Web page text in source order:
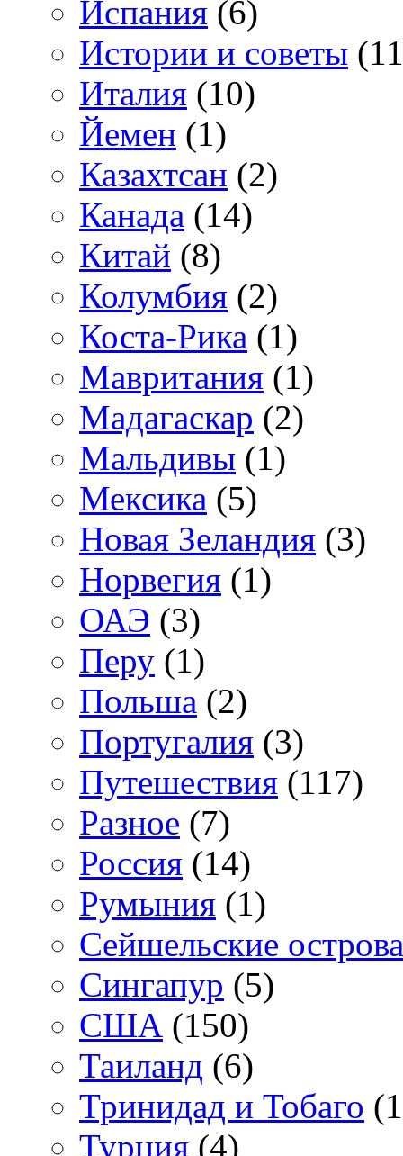
Испания (6)
Истории и советы
Италия (10)
Йемен (1)
Казахтсан (2)
Канада (14)
Китай (8)
Колумбия (2)
Коста-Рика (1)
Мавритания (1)
Мадагаскар (2)
Мальдивы (1)
Мексика (5)
Новая Зеландия (3)
Норвегия (1)
ОАЭ (3)
Перу (1)
Польша (2)
Португалия (3)
Путешествия (117)
Разное (7)
Россия (14)
Румыния (1)
Сейшельские острова
Сингапур (5)
США (150)
Таиланд (6)
Тринидад и Тобаго
Турция (4)